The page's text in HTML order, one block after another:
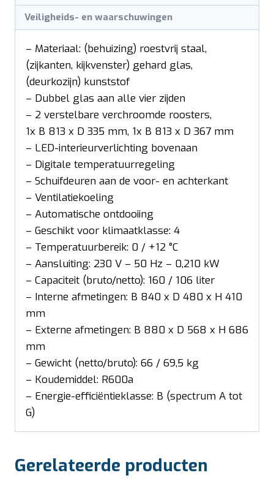
Veiligheids- en waarschuwingen
– Materiaal: (behuizing) roestvrij staal,
(zijkanten, kijkvenster) gehard glas,
(deurkozijn) kunststof
– Dubbel glas aan alle vier zijden
– 2 verstelbare verchroomde roosters,
1x B 813 x D 335 mm, 1x B 813 x D 367 mm
– LED-interieurverlichting bovenaan
– Digitale temperatuurregeling
– Schuifdeuren aan de voor- en achterkant
– Ventilatiekoeling
– Automatische ontdooiing
– Geschikt voor klimaatklasse: 4
– Temperatuurbereik: 0 / +12 °C
– Aansluiting: 230 V – 50 Hz – 0,210 kW
– Capaciteit (bruto/netto): 160 / 106 liter
– Interne afmetingen: B 840 x D 480 x H 410
mm
– Externe afmetingen: B 880 x D 568 x H 686
mm
– Gewicht (netto/bruto): 66 / 69,5 kg
– Koudemiddel: R600a
– Energie-efficiëntieklasse: B (spectrum A tot
G)
Gerelateerde producten